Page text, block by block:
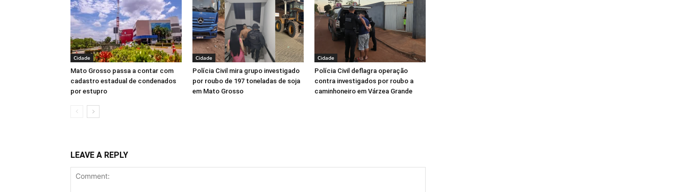
Cidade
Mato Grosso passa a contar com
cadastro estadual de condenados
por estupro
Cidade
Polícia Civil mira grupo investigado
por roubo de 197 toneladas de soja
em Mato Grosso
Cidade
Polícia Civil deflagra operação
contra investigados por roubo a
caminhoneiro em Várzea Grande
LEAVE A REPLY